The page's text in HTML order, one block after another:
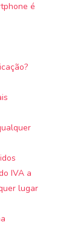
é
IVA a
lugar